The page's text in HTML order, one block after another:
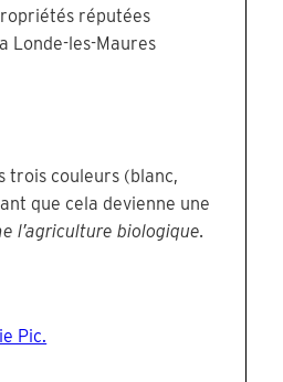
réputées
Londe-les-Maures
trois couleurs (blanc,
que cela devienne une
l’agriculture biologique.
Pic.